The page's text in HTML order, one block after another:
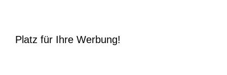
Platz für Ihre Werbung!